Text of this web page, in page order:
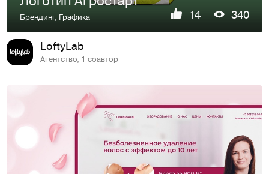
Брендинг, Графика 14 340
LoftyLab
Агентство, 1 соавтор